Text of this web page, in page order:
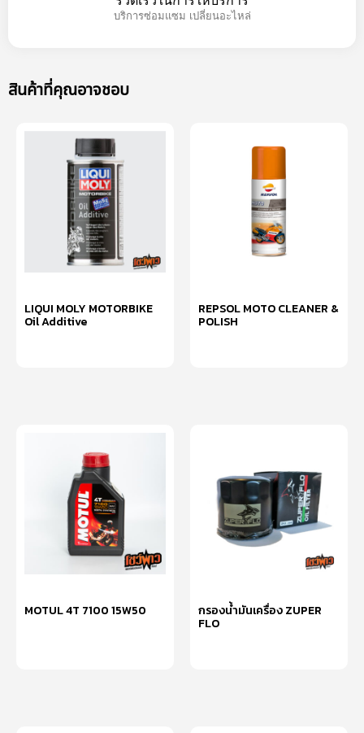
บริการซ่อมแซม เปลี่ยนอะไหล่
สินค้าที่คุณอาจชอบ
LIQUI MOLY MOTORBIKE
Oil Additive
REPSOL MOTO CLEANER &
POLISH
MOTUL 4T 7100 15W50 กรองน้ำมันเครื่อง ZUPER
FLO